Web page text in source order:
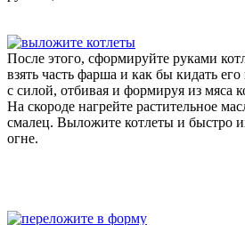
После этого, сформируйте руками
взять часть фарша и как бы кидать
с силой, отбивая и формируя из мяса
На скороде нагрейте растительное
смалец. Выложите котлеты и быстро
огне.